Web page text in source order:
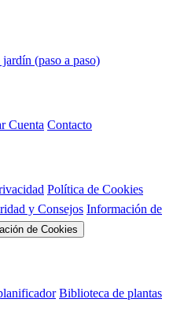
(paso a paso)
Cuenta Contacto
Política de Cookies
y Consejos Información de
de Cookies
Biblioteca de plantas